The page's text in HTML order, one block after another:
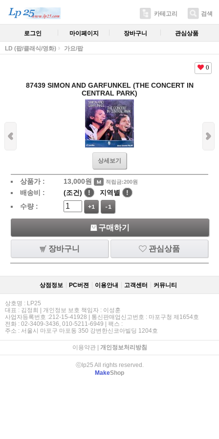
카테고리 검색
로그인 마이페이지 장바구니 관심상품
LD (팝/클래식/영화) 가요/팝
0
87439 SIMON AND GARFUNKEL (THE CONCERT IN
CENTRAL PARK)
상세보기
상품가 : 13,000원 적립금:200원
배송비 : (조건) ! 지역별
!
수량 :
+1 -1
구매하기
장바구니 관심상품
상점정보 PC버젼 이용안내 고객센터 커뮤니티
상호명 : LP25
대표 : 김정희 | 개인정보 보호 책임자 : 이성훈
사업자등록번호 :212-15-41928 | 통신판매업신고번호 : 마포구청 제1654호
전화 : 02-3409-3436, 010-5211-6949 | 팩스 :
주소 : 서울시 마포구 마포동 350 강변한신코아빌딩 1204호
이용약관| 개인정보처리방침
ⓒlp25 All rights reserved.
MakeShop